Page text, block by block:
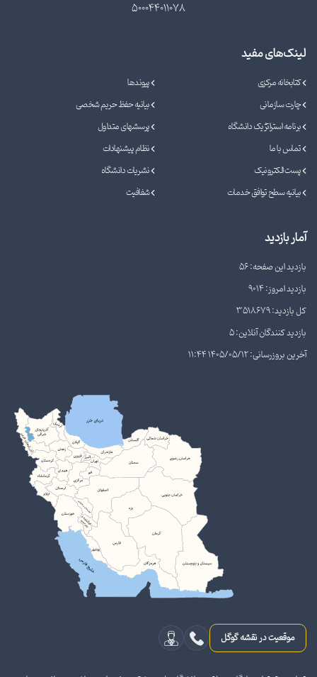
500044011078
لینک‌های مفید
کتابخانه مرکزی
پیوندها
چارت سازمانی
بیانیه حفظ حریم شخصی
برنامه استراتژیک دانشگاه
پرسشهای متداول
تماس با ما
نظام پیشنهادات
پست الکترونیک
نشریات دانشگاه
بیانیه سطح توافق خدمات
شفافیت
آمار بازدید
بازدید این صفحه: 56
بازدید امروز: 9014
کل بازدید: 3518679
بازدید کنندگان آنلاین: 5
آخرین بروزرسانی: 1405/05/12 11:44
موقعیت در نقشه گوگل